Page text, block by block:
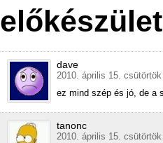
dave
2010. április 15.
ez mind szép és jó, de a
tanonc
2010. április 15.